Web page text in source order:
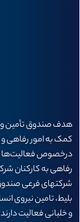
هدف صندوق تأمين و
كمک به امور رفاهی
درخصوص فعاليت‌ها و
رفاهی به كاركنان
شرکتهای فرعی
بلیط، تامین نیروی
و خلبانی فعالیت